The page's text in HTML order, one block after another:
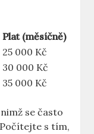
Plat (měsíčně)
25 000 Kč
30 000 Kč
35 000 Kč
se často
s tím,